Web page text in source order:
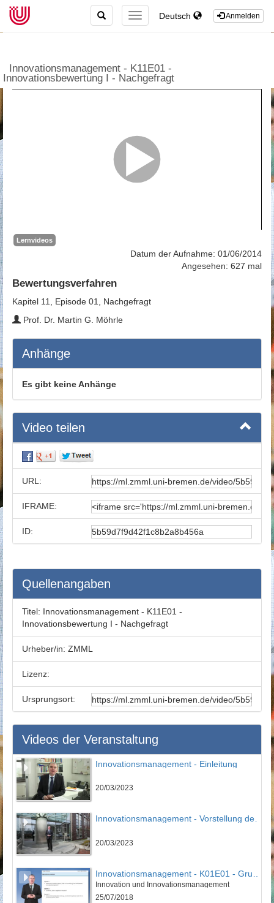
Anmelden
Deutsch
TOGGLE
NAVIGATION
TOGGLE
SEARCH
Innovationsmanagement - K11E01 -
Innovationsbewertung I - Nachgefragt
Lernvideos
Datum der Aufnahme: 01/06/2014
Angesehen: 627 mal
Bewertungsverfahren
Kapitel 11, Episode 01, Nachgefragt
Prof. Dr. Martin G. Möhrle
Anhänge
Es gibt keine Anhänge
Video teilen
URL:
IFRAME:
ID:
Quellenangaben
Titel: Innovationsmanagement - K11E01 -
Innovationsbewertung I - Nachgefragt
Urheber/in: ZMML
Lizenz:
Ursprungsort:
Videos der Veranstaltung
Innovationsmanagement - Einleitung
20/03/2023
Innovationsmanagement - Vorstellung des IPMI
20/03/2023
Innovation und Innovationsmanagement
25/07/2018